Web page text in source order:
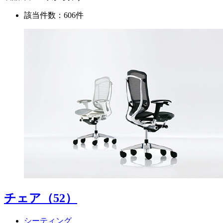
該当件数：606件
チェア （52）
シーティング